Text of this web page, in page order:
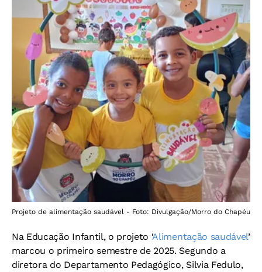
Projeto de alimentação saudável - Foto: Divulgação/Morro do Chapéu
Na Educação Infantil, o projeto ‘Alimentação saudável’
marcou o primeiro semestre de 2025. Segundo a
diretora do Departamento Pedagógico, Silvia Fedulo,